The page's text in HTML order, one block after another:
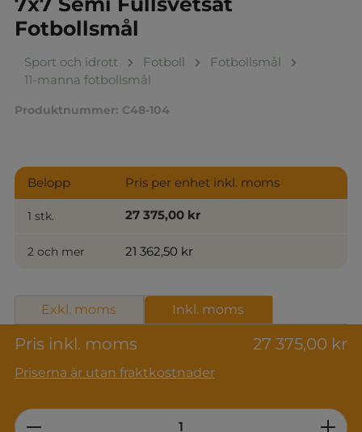
Fotbollsmål
Sport och idrott Fotboll
Fotbollsmål
11-manna fotbollsmål
Produktnummer: C48-104
Pris inkl. moms 27 375,00 kr
Priserna är utan fraktkostnader
Belopp Pris per enhet inkl. moms
1 stk. 27 375,00 kr
2 och mer 21 362,50 kr
Exkl. moms Inkl. moms
Product Quantity: Enter the desired